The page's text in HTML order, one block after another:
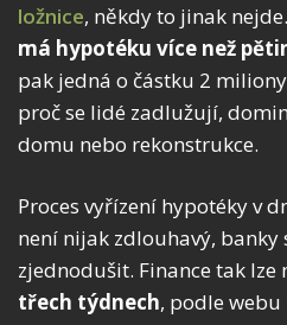
ložnice, někdy to jinak
má hypotéku více než
pak jedná o částku 2
proč se lidé zadlužují,
domu nebo rekonstrukce.
Proces vyřízení hypotéky v
není nijak zdlouhavý,
zjednodušit. Finance tak lze
třech týdnech, podle webu